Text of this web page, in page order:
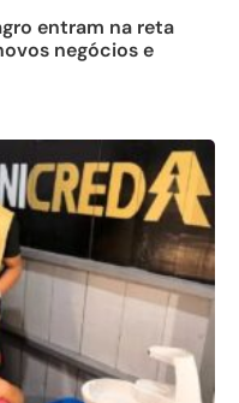
entram na reta
negócios e